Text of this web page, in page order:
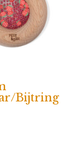
Bijtring